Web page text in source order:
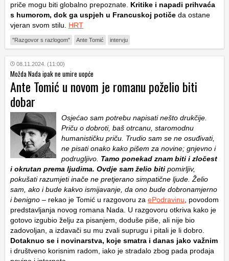
priče mogu biti globalno prepoznate. Kritike i napadi prihvaća
s humorom, dok ga uspjeh u Francuskoj potiče da ostane
vjeran svom stilu. HRT
"Razgovor s razlogom" Ante Tomić intervju
08.11.2024. (11:00)
Možda Nada ipak ne umire uopće
Ante Tomić u novom je romanu poželio biti
dobar
Osjećao sam potrebu napisati nešto drukčije.
Priču o dobroti, baš otrcanu, staromodnu
humanističku priču. Trudio sam se ne osuđivati,
ne pisati onako kako pišem za novine; gnjevno i
podrugljivo. Tamo ponekad znam biti i zločest
i okrutan prema ljudima. Ovdje sam želio biti pomirljiv,
pokušati razumjeti inače ne pretjerano simpatične ljude. Želio
sam, ako i bude kakvo ismijavanje, da ono bude dobronamjerno
i benigno – rekao je Tomić u razgovoru za ePodravinu , povodom
predstavljanja novog romana Nada. U razgovoru otkriva kako je
gotovo izgubio želju za pisanjem, doduše piše, ali nije bio
zadovoljan, a izdavači su mu zvali suprugu i pitali je li dobro.
Dotaknuo se i novinarstva, koje smatra i danas jako važnim
i društveno korisnim radom, iako je stradalo zbog pada prodaja